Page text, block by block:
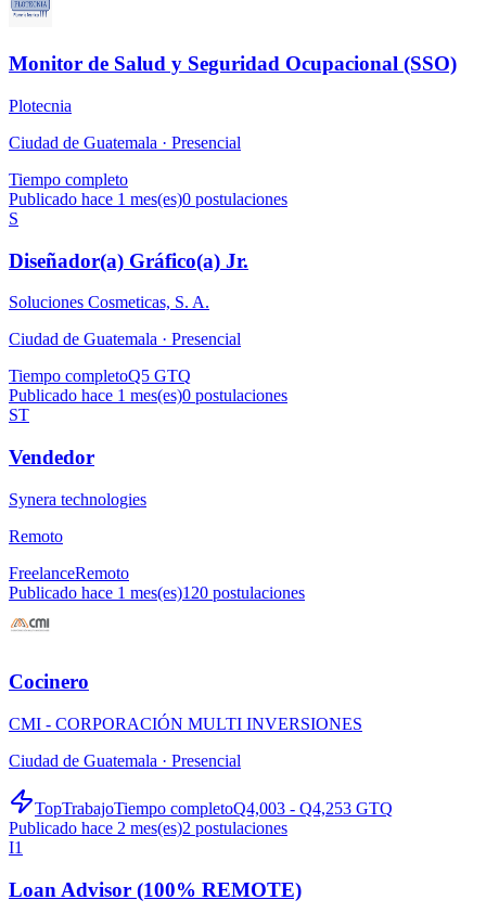
Monitor de Salud y Seguridad Ocupacional (SSO)
Plotecnia
Ciudad de Guatemala · Presencial
Tiempo completo
Publicado hace 1 mes(es)0 postulaciones
S
Diseñador(a) Gráfico(a) Jr.
Soluciones Cosmeticas, S. A.
Ciudad de Guatemala · Presencial
Tiempo completoQ5 GTQ
Publicado hace 1 mes(es)0 postulaciones
ST
Vendedor
Synera technologies
Remoto
FreelanceRemoto
Publicado hace 1 mes(es)120 postulaciones
Cocinero
CMI - CORPORACIÓN MULTI INVERSIONES
Ciudad de Guatemala · Presencial
TopTrabajoTiempo completoQ4,003 - Q4,253 GTQ
Publicado hace 2 mes(es)2 postulaciones
I1
Loan Advisor (100% REMOTE)